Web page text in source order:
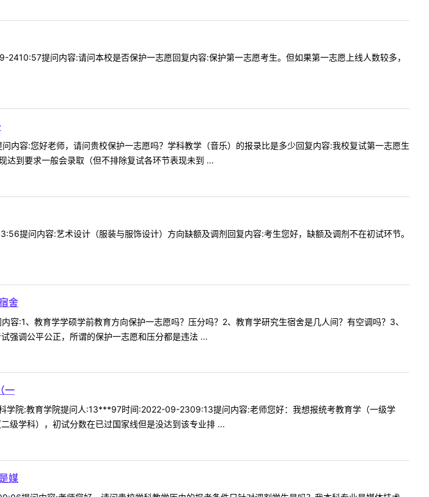
提问内容:请问本校是否保护一志愿回复内容:保护第一志愿考生。但如果第一志愿上线人数较多，
容:您好老师，请问贵校保护一志愿吗？学科教学（音乐）的报录比是多少回复内容:我校复试第一志愿生
达到要求一般会录取（但不排除复试各环节表现未到 ...
提问内容:艺术设计（服装与服饰设计）方向缺额及调剂回复内容:考生您好，缺额及调剂不在初试环节。
舍
:1、教育学学硕学前教育方向保护一志愿吗？压分吗？2、教育学研究生宿舍是几人间？有空调吗？3、
强调公平公正，所谓的保护一志愿和压分都是违法 ...
一
学院:教育学院提问人:13***97时间:2022-09-2309:13提问内容:老师您好：我想报统考教育学（一级学
级学科），初试分数在已过国家线但是没达到该专业排 ...
媒